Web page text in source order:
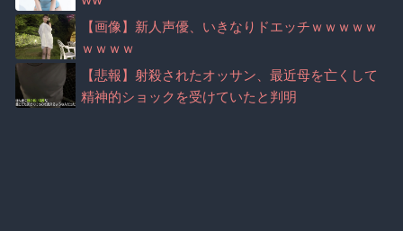
【画像】新人声優、いきなりドエッチｗｗｗｗｗ
ｗｗｗｗ
【悲報】射殺されたオッサン、最近母を亡くして
精神的ショックを受けていたと判明